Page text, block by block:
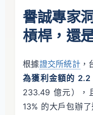
譽誠專家
槓桿，還
根據證交所統計
為獲利金額的 2.2
233.49 億元），
13% 的大戶包辦